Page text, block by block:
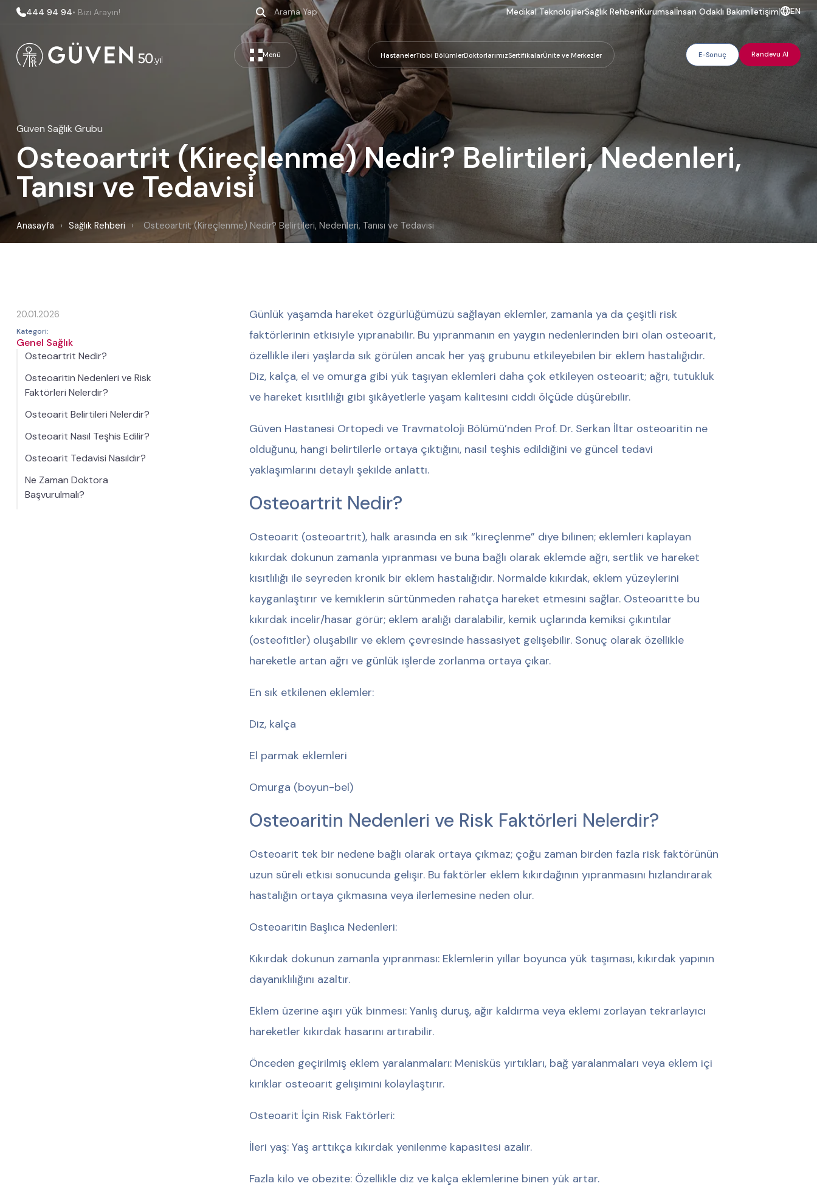
444 94 94• Bizi Arayın! Medikal TeknolojilerSağlık RehberiKurumsalİnsan Odaklı Bakımİletişim| EN
Menü HastanelerTıbbi BölümlerDoktorlarımızSertifikalarÜnite ve Merkezler E-Sonuç Randevu Al
Güven Sağlık Grubu
Osteoartrit (Kireçlenme) Nedir? Belirtileri, Nedenleri,
Tanısı ve Tedavisi
Anasayfa › Sağlık Rehberi › Osteoartrit (Kireçlenme) Nedir? Belirtileri, Nedenleri, Tanısı ve Tedavisi
20.01.2026
Kategori:
Genel Sağlık
Osteoartrit Nedir?
Osteoaritin Nedenleri ve Risk
Faktörleri Nelerdir?
Osteoarit Belirtileri Nelerdir?
Osteoarit Nasıl Teşhis Edilir?
Osteoarit Tedavisi Nasıldır?
Ne Zaman Doktora
Başvurulmalı?
Günlük yaşamda hareket özgürlüğümüzü sağlayan eklemler, zamanla ya da çeşitli risk
faktörlerinin etkisiyle yıpranabilir. Bu yıpranmanın en yaygın nedenlerinden biri olan osteoarit,
özellikle ileri yaşlarda sık görülen ancak her yaş grubunu etkileyebilen bir eklem hastalığıdır.
Diz, kalça, el ve omurga gibi yük taşıyan eklemleri daha çok etkileyen osteoarit; ağrı, tutukluk
ve hareket kısıtlılığı gibi şikâyetlerle yaşam kalitesini ciddi ölçüde düşürebilir.
Güven Hastanesi Ortopedi ve Travmatoloji Bölümü’nden Prof. Dr. Serkan İltar osteoaritin ne
olduğunu, hangi belirtilerle ortaya çıktığını, nasıl teşhis edildiğini ve güncel tedavi
yaklaşımlarını detaylı şekilde anlattı.
Osteoartrit Nedir?
Osteoarit (osteoartrit), halk arasında en sık “kireçlenme” diye bilinen; eklemleri kaplayan
kıkırdak dokunun zamanla yıpranması ve buna bağlı olarak eklemde ağrı, sertlik ve hareket
kısıtlılığı ile seyreden kronik bir eklem hastalığıdır. Normalde kıkırdak, eklem yüzeylerini
kayganlaştırır ve kemiklerin sürtünmeden rahatça hareket etmesini sağlar. Osteoaritte bu
kıkırdak incelir/hasar görür; eklem aralığı daralabilir, kemik uçlarında kemiksi çıkıntılar
(osteofitler) oluşabilir ve eklem çevresinde hassasiyet gelişebilir. Sonuç olarak özellikle
hareketle artan ağrı ve günlük işlerde zorlanma ortaya çıkar.
En sık etkilenen eklemler:
Diz, kalça
El parmak eklemleri
Omurga (boyun-bel)
Osteoaritin Nedenleri ve Risk Faktörleri Nelerdir?
Osteoarit tek bir nedene bağlı olarak ortaya çıkmaz; çoğu zaman birden fazla risk faktörünün
uzun süreli etkisi sonucunda gelişir. Bu faktörler eklem kıkırdağının yıpranmasını hızlandırarak
hastalığın ortaya çıkmasına veya ilerlemesine neden olur.
Osteoaritin Başlıca Nedenleri:
Kıkırdak dokunun zamanla yıpranması: Eklemlerin yıllar boyunca yük taşıması, kıkırdak yapının
dayanıklılığını azaltır.
Eklem üzerine aşırı yük binmesi: Yanlış duruş, ağır kaldırma veya eklemi zorlayan tekrarlayıcı
hareketler kıkırdak hasarını artırabilir.
Önceden geçirilmiş eklem yaralanmaları: Menisküs yırtıkları, bağ yaralanmaları veya eklem içi
kırıklar osteoarit gelişimini kolaylaştırır.
Osteoarit İçin Risk Faktörleri:
İleri yaş: Yaş arttıkça kıkırdak yenilenme kapasitesi azalır.
Fazla kilo ve obezite: Özellikle diz ve kalça eklemlerine binen yük artar.